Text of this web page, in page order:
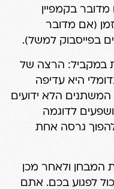
בקמפיין
(אם מדובר
בפייסבוק למשל).
במקביל: הרצה של
היא עדיפה
המשתנים הלא ידועים
לדוגמה
גרסה אחת
המבחן ולאחר מכן
לפגוע בכם. אתם